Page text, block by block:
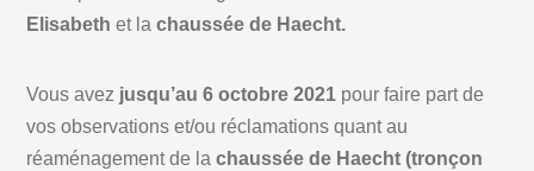
Elisabeth et la chaussée de Haecht.
Vous avez jusqu’au 6 octobre 2021 pour faire part de
vos observations et/ou réclamations quant au
réaménagement de la chaussée de Haecht (tronçon